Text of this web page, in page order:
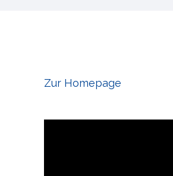
Zur Homepage